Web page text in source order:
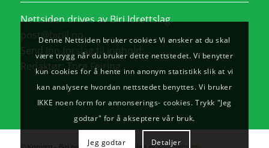
Nettsiden drives av Biri Idrettslag.
post@biriil.no
Send inn forslag til innhold:
Redaktør:Tore Feiring
Denne Nettsiden bruker cookies Vi ønsker at du skal
være trygg når du bruker dette nettstedet. Vi benytter
kun cookies for å hente inn anonym statistikk slik at vi
kan analysere hvordan nettstedet benyttes. Vi bruker
IKKE noen form for annonserings- cookies. Trykk "Jeg
godtar" for å akseptere vår bruk.
Jeg godtar Detaljer